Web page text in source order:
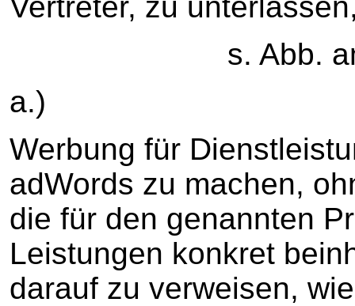
s. Abb. am
a.)
Werbung für
adWords zu machen,
die für den genannten
Leistungen konkret
darauf zu verweisen,